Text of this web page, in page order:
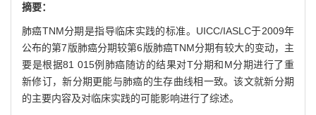
摘要：
肺癌TNM分期是指导临床实践的标准。UICC/IASLC于2009年
公布的第7版肺癌分期较第6版肺癌TNM分期有较大的变动，主
要是根据81 015例肺癌随访的结果对T分期和M分期进行了重
新修订，新分期更能与肺癌的生存曲线相一致。该文就新分期
的主要内容及对临床实践的可能影响进行了综述。